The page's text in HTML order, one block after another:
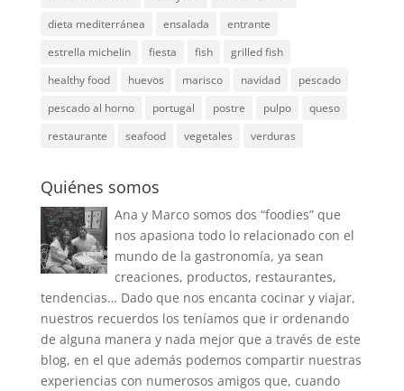
dieta mediterránea
ensalada
entrante
estrella michelin
fiesta fish
grilled fish
healthy food
huevos marisco navidad
pescado
pescado al horno
portugal postre pulpo
queso
restaurante
seafood vegetales verduras
Quiénes somos
Ana y Marco somos dos “foodies” que
nos apasiona todo lo relacionado con el
mundo de la gastronomía, ya sean
creaciones, productos, restaurantes,
tendencias… Dado que nos encanta cocinar y viajar,
nuestros recuerdos los teníamos que ir ordenando
de alguna manera y nada mejor que a través de este
blog, en el que además podemos compartir nuestras
experiencias con numerosos amigos que, cuando